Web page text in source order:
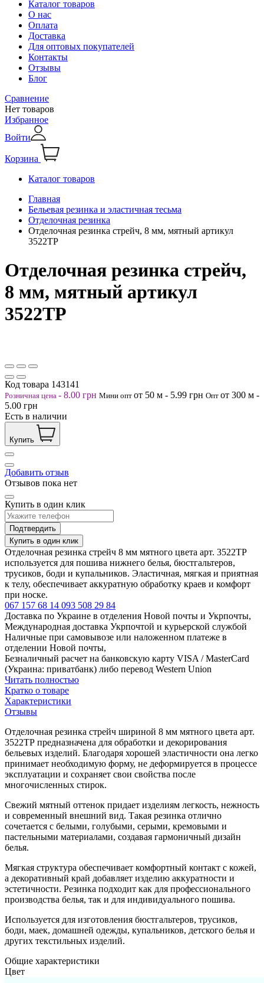
Каталог товаров
О нас
Оплата
Доставка
Для оптовых покупателей
Контакты
Отзывы
Блог
Сравнение
Нет товаров
Избранное
Войти
Корзина
Каталог товаров
Главная
Бельевая резинка и эластичная тесьма
Отделочная резинка
Отделочная резинка стрейч, 8 мм, мятный артикул
3522ТР
Отделочная резинка стрейч,
8 мм, мятный артикул
3522ТР
Код товара 143141
Розничная цена - 8.00 грн Мини опт от 50 м - 5.99 грн Опт от 300 м -
5.00 грн
Есть в наличии
Купить
Добавить отзыв
Отзывов пока нет
Купить в один клик
Подтвердить
Купить в один клик
Отделочная резинка стрейч 8 мм мятного цвета арт. 3522ТР
используется для пошива нижнего белья, бюстгальтеров,
трусиков, боди и купальников. Эластичная, мягкая и приятная
к телу, обеспечивает аккуратную обработку краев и комфорт
при носке.
067 157 68 14 093 508 29 84
Доставка по Украине в отделения Новой почты и Укрпочты,
Международная доставка Укрпочтой и курьерской службой
Наличные при самовывозе или наложенном платеже в
отделении Новой почты,
Безналичный расчет на банковскую карту VISA / MasterCard
(Украина: приватбанк) либо перевод Western Union
Читать полностью
Кратко о товаре
Характеристики
Отзывы
Отделочная резинка стрейч шириной 8 мм мятного цвета арт.
3522ТР предназначена для обработки и декорирования
бельевых изделий. Благодаря хорошей эластичности она легко
принимает необходимую форму, не деформируется в процессе
эксплуатации и сохраняет свои свойства после
многочисленных стирок.
Свежий мятный оттенок придает изделиям легкость, нежность
и современный внешний вид. Такая резинка отлично
сочетается с белыми, голубыми, серыми, кремовыми и
пастельными материалами, создавая гармоничный дизайн
белья.
Мягкая структура обеспечивает комфортный контакт с кожей,
а декоративный край добавляет изделию аккуратности и
эстетичности. Резинка подходит как для профессионального
производства белья, так и для индивидуального пошива.
Используется для изготовления бюстгальтеров, трусиков,
боди, маек, домашней одежды, купальников, детского белья и
других текстильных изделий.
Общие характеристики
Цвет